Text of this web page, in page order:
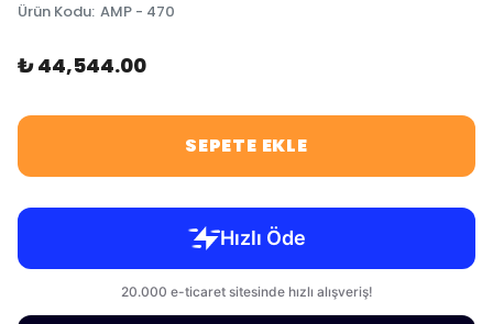
Ürün Kodu: AMP - 470
₺ 44,544.00
SEPETE EKLE